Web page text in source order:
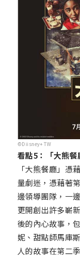
©Diisney+ TW
看點5：「大熊
「大熊餐廳」憑
量劇迷，憑藉著
邊領導團隊，一
更開創出許多嶄
後的內心故事，
妮、甜點師馬庫
人的故事在第二